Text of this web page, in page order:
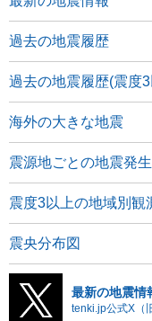
過去の地震履歴
過去の地震履歴(震度
海外の大きな地震
震源地ごとの地震発
震度3以上の地域別観
震央分布図
最新の地震情
tenki.jp公式X（